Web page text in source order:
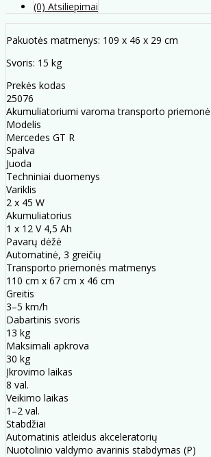
(0) Atsiliepimai
Pakuotės matmenys: 109 x 46 x 29 cm
Svoris: 15 kg
Prekės kodas
25076
Akumuliatoriumi varoma transporto priemonė
Modelis
Mercedes GT R
Spalva
Juoda
Techniniai duomenys
Variklis
2 x 45 W
Akumuliatorius
1 x 12 V 4,5 Ah
Pavarų dėžė
Automatinė, 3 greičių
Transporto priemonės matmenys
110 cm x 67 cm x 46 cm
Greitis
3–5 km/h
Dabartinis svoris
13 kg
Maksimali apkrova
30 kg
Įkrovimo laikas
8 val.
Veikimo laikas
1–2 val.
Stabdžiai
Automatinis atleidus akceleratorių
Nuotolinio valdymo avarinis stabdymas (P)